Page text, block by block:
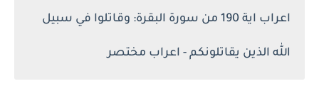
اعراب اية 190 من سورة البقرة: وقاتلوا في سبيل
الله الذين يقاتلونكم - اعراب مختصر